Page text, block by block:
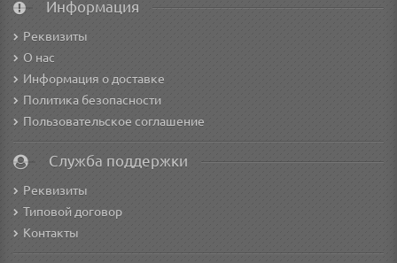
Информация
Реквизиты
О нас
Информация о доставке
Политика безопасности
Пользовательское соглашение
Служба поддержки
Реквизиты
Типовой договор
Контакты